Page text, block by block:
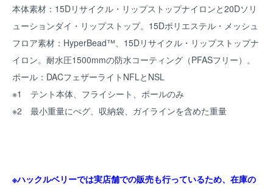
本体素材：15Dリサイクル・リップストップナイロンと20Dソリ
ューションダイ・リップストップ。15Dポリエステル・メッシュ
フロア素材：HyperBead™、15Dリサイクル・リップストップナ
イロン。耐水圧1500mmの防水コーティング（PFASフリー）。
ポール：DACフェザーライトNFLとNSL
※1 テント本体、フライシート、ポールのみ
※2 最小重量にぺグ、収納袋、ガイラインを含めた重量
※ハックルベリーでは実店舗での販売も行っているため、在庫の